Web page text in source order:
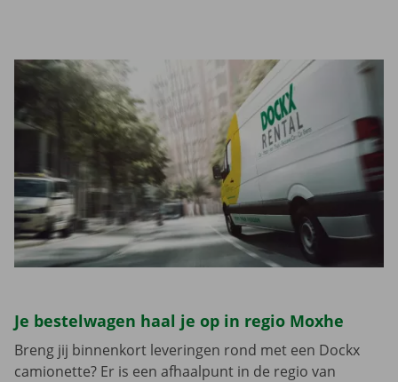
Je bestelwagen haal je op in regio Moxhe
Breng jij binnenkort leveringen rond met een Dockx
camionette? Er is een afhaalpunt in de regio van